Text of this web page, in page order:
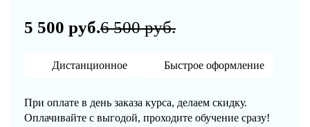
5 500 руб.6 500 руб.
Дистанционное Быстрое оформление
При оплате в день заказа курса, делаем скидку.
Оплачивайте с выгодой, проходите обучение сразу!